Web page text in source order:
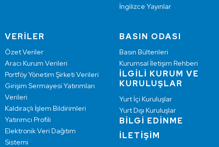
İngilizce Yayınlar
VERİLER
Özet Veriler
Aracı Kurum Verileri
Portföy Yönetim Şirketi Verileri
Girişim Sermayesi Yatırımları
Verileri
Kaldıraçlı İşlem Bildirimleri
Yatırımcı Profili
Elektronik Veri Dağıtım
Sistemi
BASIN ODASI
Basın Bültenleri
Kurumsal İletişim Rehberi
İLGİLİ KURUM VE
KURULUŞLAR
Yurt İçi Kuruluşlar
Yurt Dışı Kuruluşlar
BİLGİ EDİNME
İLETİŞİM